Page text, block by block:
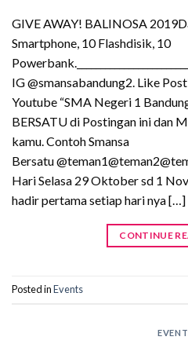
GIVE AWAY! BALINOSA
Smartphone, 10 Flashdisik, 10
IG @smansabandung2. Like
Youtube “SMA Negeri 1
BERSATU di Postingan ini dan
kamu. Contoh Smansa
Bersatu
Hari Selasa 29 Oktober sd 1
hadir pertama setiap hari nya […]
CONTINUE
Posted inEvents